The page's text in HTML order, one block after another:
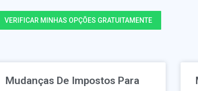
VERIFICAR MINHAS OPÇÕES GRATUITAMENTE
Mudanças De Impostos Para